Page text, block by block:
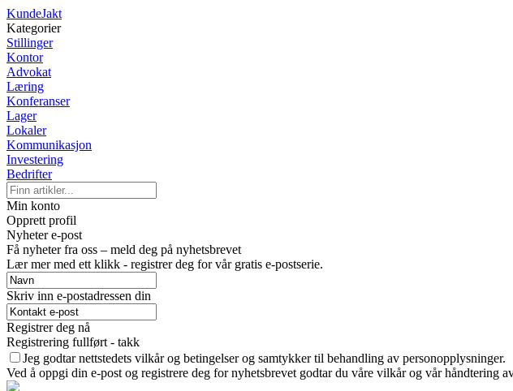
KundeJakt
Kategorier
Stillinger
Kontor
Advokat
Læring
Konferanser
Lager
Lokaler
Kommunikasjon
Investering
Bedrifter
Min konto
Opprett profil
Nyheter e-post
Få nyheter fra oss – meld deg på nyhetsbrevet
Lær mer med ett klikk - registrer deg for vår gratis e-postserie.
Skriv inn e-postadressen din
Registrer deg nå
Registrering fullført - takk
Jeg godtar nettstedets vilkår og betingelser og samtykker til behandling av personopplysninger.
Ved å oppgi din e-post og registrere deg for nyhetsbrevet godtar du våre vilkår og vår håndtering